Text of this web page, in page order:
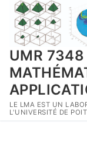
Aller
contenu
UMR 7348
LE LMA EST UN
L'UNIVERSITÉ DE